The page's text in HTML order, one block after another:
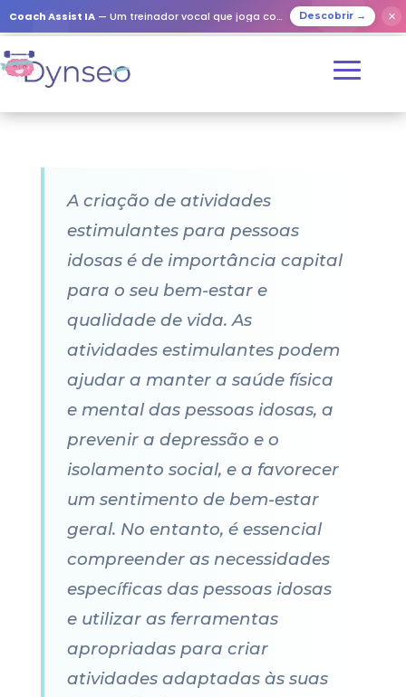
Coach Assist IA — Um treinador vocal que joga com os seus entes queridos Descobrir → ✕
A criação de atividades
estimulantes para pessoas
idosas é de importância capital
para o seu bem-estar e
qualidade de vida. As
atividades estimulantes podem
ajudar a manter a saúde física
e mental das pessoas idosas, a
prevenir a depressão e o
isolamento social, e a favorecer
um sentimento de bem-estar
geral. No entanto, é essencial
compreender as necessidades
específicas das pessoas idosas
e utilizar as ferramentas
apropriadas para criar
atividades adaptadas às suas